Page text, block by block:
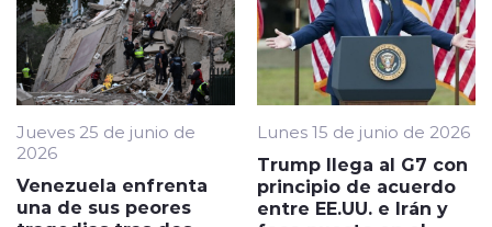
Jueves 25 de junio de
2026
Venezuela enfrenta
una de sus peores
Lunes 15 de junio de 2026
Trump llega al G7 con
principio de acuerdo
entre EE.UU. e Irán y